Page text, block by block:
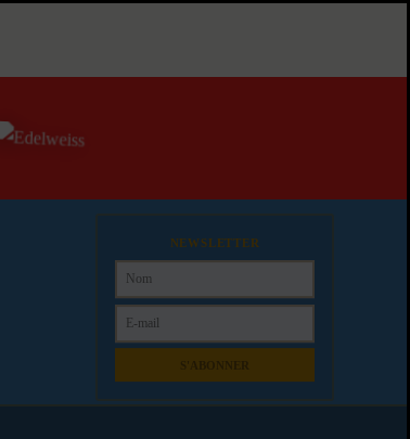
NEWSLETTER